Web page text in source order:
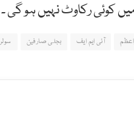
کوئی رکاوٹ نہیں ہو گی ۔
آئی ایم ایف بجلی صارفین سولر